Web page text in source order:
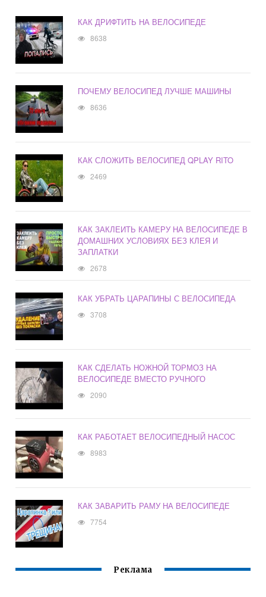
КАК ДРИФТИТЬ НА ВЕЛОСИПЕДЕ
8638
ПОЧЕМУ ВЕЛОСИПЕД ЛУЧШЕ МАШИНЫ
8636
КАК СЛОЖИТЬ ВЕЛОСИПЕД QPLAY RITO
2469
КАК ЗАКЛЕИТЬ КАМЕРУ НА ВЕЛОСИПЕДЕ В
ДОМАШНИХ УСЛОВИЯХ БЕЗ КЛЕЯ И
ЗАПЛАТКИ
2678
КАК УБРАТЬ ЦАРАПИНЫ С ВЕЛОСИПЕДА
3708
КАК СДЕЛАТЬ НОЖНОЙ ТОРМОЗ НА
ВЕЛОСИПЕДЕ ВМЕСТО РУЧНОГО
2090
КАК РАБОТАЕТ ВЕЛОСИПЕДНЫЙ НАСОС
8983
КАК ЗАВАРИТЬ РАМУ НА ВЕЛОСИПЕДЕ
7754
Реклама